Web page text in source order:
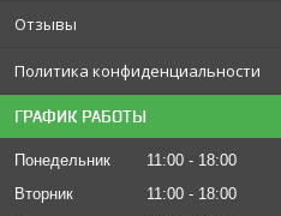
Отзывы
Политика конфиденциальности
ГРАФИК РАБОТЫ
Понедельник 11:00
18:00
Вторник
11:00
18:00